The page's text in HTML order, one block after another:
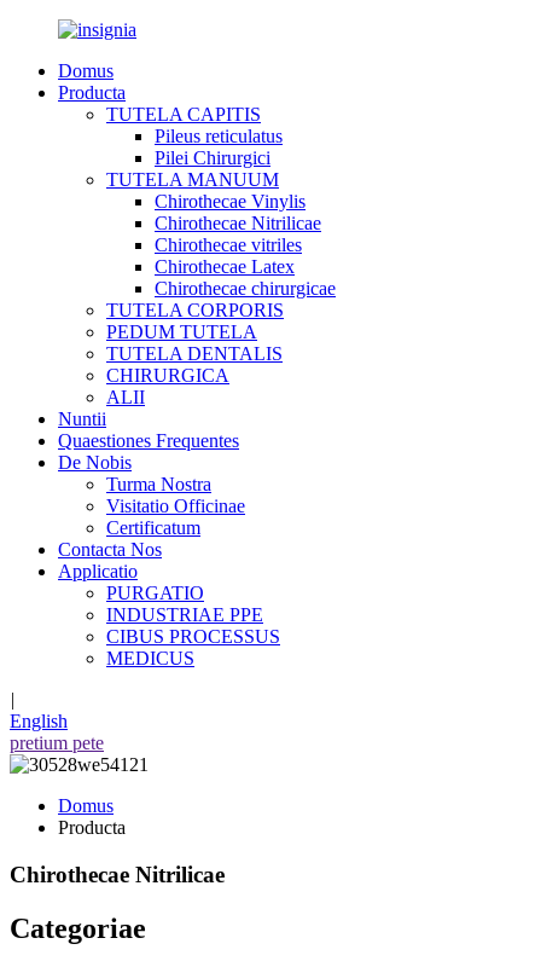
Domus
Producta
TUTELA CAPITIS
Pileus reticulatus
Pilei Chirurgici
TUTELA MANUUM
Chirothecae Vinylis
Chirothecae Nitrilicae
Chirothecae vitriles
Chirothecae Latex
Chirothecae chirurgicae
TUTELA CORPORIS
PEDUM TUTELA
TUTELA DENTALIS
CHIRURGICA
ALII
Nuntii
Quaestiones Frequentes
De Nobis
Turma Nostra
Visitatio Officinae
Certificatum
Contacta Nos
Applicatio
PURGATIO
INDUSTRIAE PPE
CIBUS PROCESSUS
MEDICUS
|
English
pretium pete
Domus
Producta
Chirothecae Nitrilicae
Categoriae